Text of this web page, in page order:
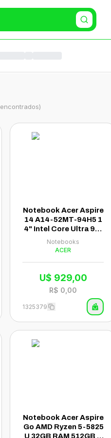
encontrados)
Notebook Acer Aspire
14 A14-52MT-94H5 1
4" Intel Core Ultra 9-2
56V 1TB SSD 32GB R
AM - Cinza
Notebooks
ACER
U$ 929,00
R$ 0,00
1325379
Notebook Acer Aspire
Go AMD Ryzen 5-5825
U 32GB RAM 512GB S